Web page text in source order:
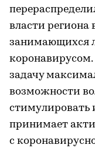
власти региона
занимающихся
задачу
возможности
стимулировать
принимает
с